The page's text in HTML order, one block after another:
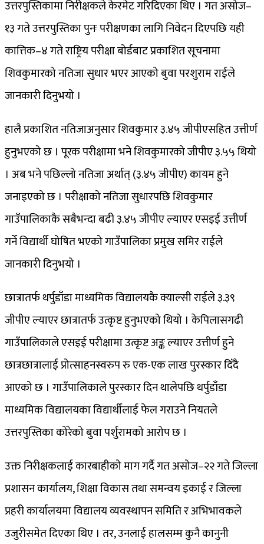
उत्तरपुस्तिकामा निरीक्षकले केरमेट गरिदिएका थिए । गत असोज–
१३ गते उत्तरपुस्तिका पुनः परीक्षणका लागि निवेदन दिएपछि यही
कात्तिक–४ गते राष्ट्रिय परीक्षा बोर्डबाट प्रकाशित सूचनामा
शिवकुमारको नतिजा सुधार भएर आएको बुवा परशुराम राईले
जानकारी दिनुभयो ।
हालै प्रकाशित नतिजाअनुसार शिवकुमार ३.४५ जीपीएसहित उत्तीर्ण
हुनुभएको छ । पूरक परीक्षामा भने शिवकुमारको जीपीए ३.५५ थियो
। अब भने पछिल्लो नतिजा अर्थात् (३.४५ जीपीए) कायम हुने
जनाइएको छ । परीक्षाको नतिजा सुधारपछि शिवकुमार
गाउँपालिकाकै सबैभन्दा बढी ३.४५ जीपीए ल्याएर एसइई उत्तीर्ण
गर्ने विद्यार्थी घोषित भएको गाउँपालिका प्रमुख समिर राईले
जानकारी दिनुभयो ।
छात्रातर्फ थर्पुडाँडा माध्यमिक विद्यालयकै क्याल्सी राईले ३.३९
जीपीए ल्याएर छात्रातर्फ उत्कृष्ट हुनुभएको थियो । केपिलासगढी
गाउँपालिकाले एसइई परीक्षामा उत्कृष्ट अङ्क ल्याएर उत्तीर्ण हुने
छात्रछात्रालाई प्रोत्साहनस्वरुप रु एक-एक लाख पुरस्कार दिँदै
आएको छ । गाउँपालिकाले पुरस्कार दिन थालेपछि थर्पुडाँडा
माध्यमिक विद्यालयका विद्यार्थीलाई फेल गराउने नियतले
उत्तरपुस्तिका कोरेको बुवा पर्शुरामको आरोप छ ।
उक्त निरीक्षकलाई कारबाहीको माग गर्दै गत असोज–२२ गते जिल्ला
प्रशासन कार्यालय, शिक्षा विकास तथा समन्वय इकाई र जिल्ला
प्रहरी कार्यालयमा विद्यालय व्यवस्थापन समिति र अभिभावकले
उजुरीसमेत दिएका थिए । तर, उनलाई हालसम्म कुनै कानुनी